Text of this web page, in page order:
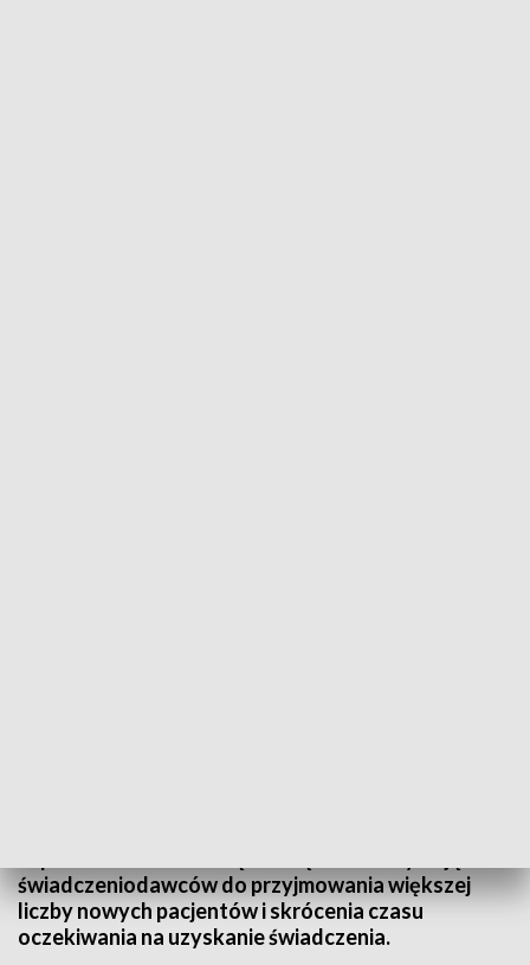
świadczeniodawców do przyjmowania większej
liczby nowych pacjentów i skrócenia czasu
oczekiwania na uzyskanie świadczenia.